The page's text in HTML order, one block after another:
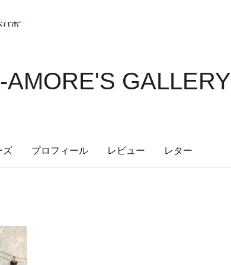
AMORE'S GALLERY
ズ プロフィール レビュー レター